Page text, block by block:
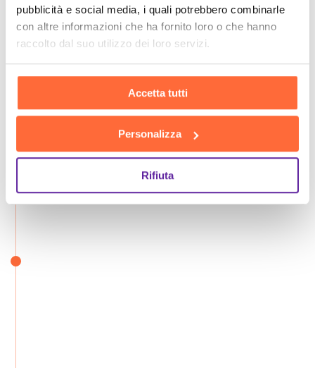
pubblicità e social media, i quali potrebbero combinarle
con altre informazioni che ha fornito loro o che hanno
raccolto dal suo utilizzo dei loro servizi.
Accetta tutti
Personalizza
Rifiuta